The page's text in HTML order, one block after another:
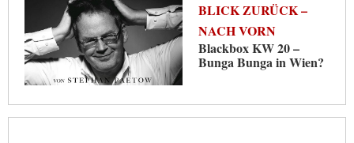
BLICK ZURÜCK –
NACH VORN
Blackbox KW 20 –
Bunga Bunga in Wien?